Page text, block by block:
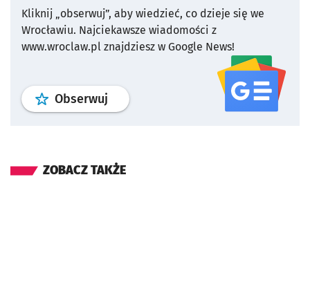
Kliknij „obserwuj”, aby wiedzieć, co dzieje się we
Wrocławiu. Najciekawsze wiadomości z
www.wroclaw.pl znajdziesz w Google News!
Obserwuj profil serwisu
ZOBACZ TAKŻE